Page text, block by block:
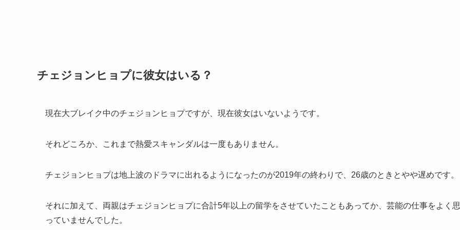
チェジョンヒョプに彼女はいる？
現在大ブレイク中のチェジョンヒョプですが、現在彼女はいないようです。
それどころか、これまで熱愛スキャンダルは一度もありません。
チェジョンヒョプは地上波のドラマに出れるようになったのが2019年の終わりで、26歳のときとやや遅めです。
それに加えて、両親はチェジョンヒョプに合計5年以上の留学をさせていたこともあってか、芸能の仕事をよく思
っていませんでした。